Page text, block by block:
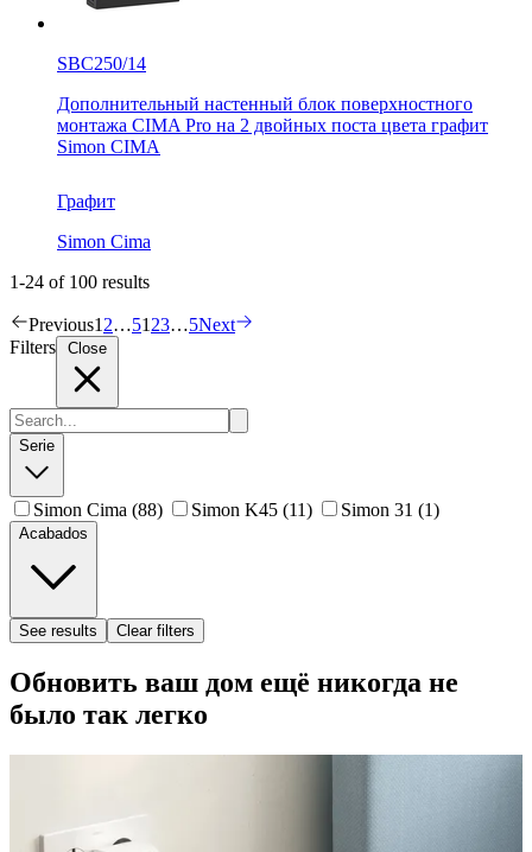
SBC250/14
Дополнительный настенный блок поверхностного
монтажа CIMA Pro на 2 двойных поста цвета графит
Simon CIMA
Графит
Simon Cima
1-24 of 100 results
Previous12…5123…5Next
Filters
Serie
Simon Cima (88) Simon K45 (11) Simon 31 (1)
Acabados
See results Clear filters
Обновить ваш дом ещё никогда не
было так легко